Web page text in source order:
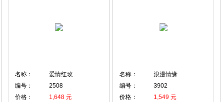
名称：
爱情红玫
编号：
2508
价格：
1,648 元
名称：
浪漫情缘
编号：
3902
价格：
1,549 元